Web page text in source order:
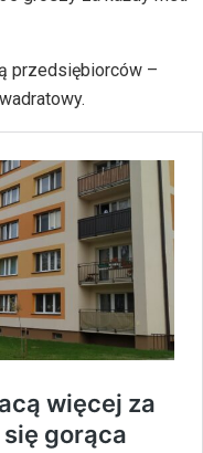
przedsiębiorców –